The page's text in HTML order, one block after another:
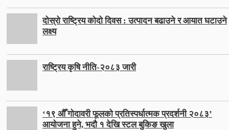
दोस्रो राष्ट्रिय कोदो दिवस : उत्पादन बढाउने र आयात घटाउने
लक्ष्य
राष्ट्रिय कृषि नीति-२०८३ जारी
‘१९ औँ गोदावरी फूलको प्रतिस्पर्धात्मक प्रदर्शनी २०८३’
आयोजना हुने, भदौ १ देखि स्टल बुकिङ खुला